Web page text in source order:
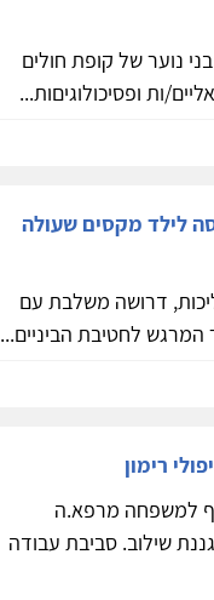
נוער של קופת חולים
ות ופסיכולוגיםות...
לילד מקסים שעולה
דרושה משלבת עם
המרגש לחטיבת הביניים...
רימון
למשפחה מרפא.ה
שילוב. סביבת עבודה